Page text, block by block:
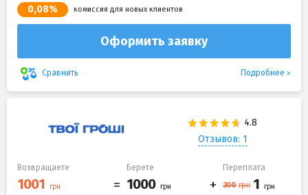
0,08% комиссия для новых клиентов
Оформить заявку
Сравнить Подробнее
Отзывов: 1
Возвращаете Берете Переплата